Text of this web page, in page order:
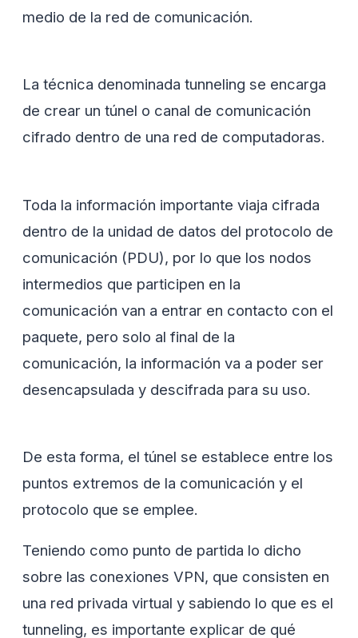
medio de la red de comunicación.
La técnica denominada tunneling se encarga
de crear un túnel o canal de comunicación
cifrado dentro de una red de computadoras.
Toda la información importante viaja cifrada
dentro de la unidad de datos del protocolo de
comunicación (PDU), por lo que los nodos
intermedios que participen en la
comunicación van a entrar en contacto con el
paquete, pero solo al final de la
comunicación, la información va a poder ser
desencapsulada y descifrada para su uso.
De esta forma, el túnel se establece entre los
puntos extremos de la comunicación y el
protocolo que se emplee.
Teniendo como punto de partida lo dicho
sobre las conexiones VPN, que consisten en
una red privada virtual y sabiendo lo que es el
tunneling, es importante explicar de qué